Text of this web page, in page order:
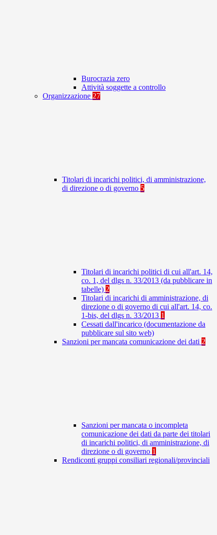
Burocrazia zero
Attività soggette a controllo
Organizzazione 27
Titolari di incarichi politici, di amministrazione,
di direzione o di governo 5
Titolari di incarichi politici di cui all'art. 14,
co. 1, del dlgs n. 33/2013 (da pubblicare in
tabelle) 2
Titolari di incarichi di amministrazione, di
direzione o di governo di cui all'art. 14, co.
1-bis, del dlgs n. 33/2013 1
Cessati dall'incarico (documentazione da
pubblicare sul sito web)
Sanzioni per mancata comunicazione dei dati 2
Sanzioni per mancata o incompleta
comunicazione dei dati da parte dei titolari
di incarichi politici, di amministrazione, di
direzione o di governo 1
Rendiconti gruppi consiliari regionali/provinciali